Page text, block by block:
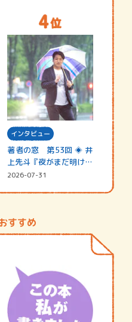
インタビュー
著者の窓 第53回 ◈ 井
上先斗『夜がまだ明けな
い』
2026-07-31
すすめ